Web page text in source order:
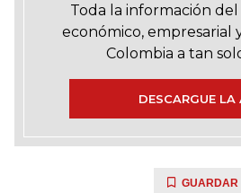
Toda la información
económico, empresarial
Colombia a tan
DESCARGUE LA
GUARDAR